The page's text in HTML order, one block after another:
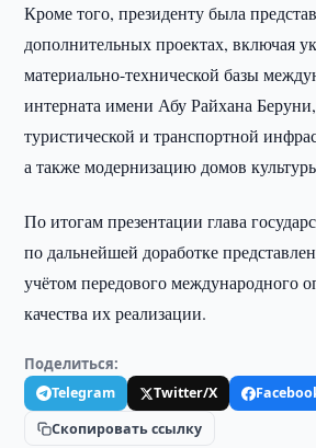
Кроме того, президенту была
дополнительных проектах, включая
материально-технической базы
интерната имени Абу Райхана
туристической и транспортной
а также модернизацию домов
По итогам презентации глава
по дальнейшей доработке
учётом передового международного
качества их реализации.
Поделиться:
Telegram Twitter/X
Скопировать ссылку